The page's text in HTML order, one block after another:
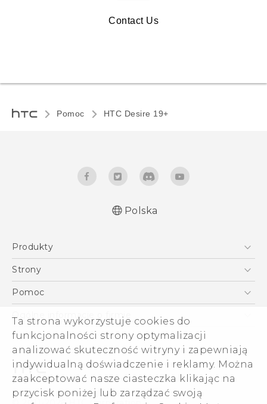
Ta strona wykorzystuje cookies do
funkcjonalności strony optymalizacji
analizować skuteczność witryny i zapewniają
indywidualną doświadczenie i reklamy. Można
zaakceptować nasze ciasteczka klikając na
przycisk poniżej lub zarządzać swoją
Contact Us
Pomoc ‎HTC Desire 19+‎‎
Polish - Skrócony przewodnik
Polska
Produkty
Smartfony
VIVE
Akcesoria
Strony
HTC Vive
Pomoc
Pomoc E-commerce
Ogólne informacje o firmie
ESG
Informacje o firmie
Dla inwestorów (angielski)
Cookie Preferences